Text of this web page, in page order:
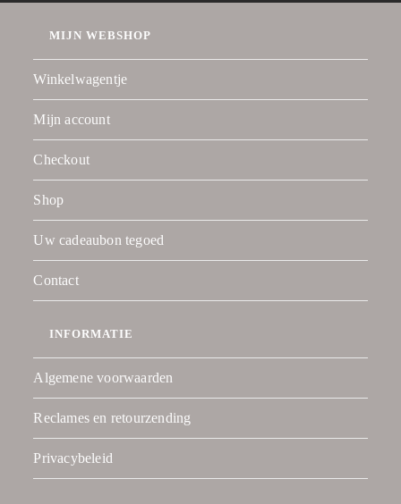
MIJN WEBSHOP
Winkelwagentje
Mijn account
Checkout
Shop
Uw cadeaubon tegoed
Contact
INFORMATIE
Algemene voorwaarden
Reclames en retourzending
Privacybeleid